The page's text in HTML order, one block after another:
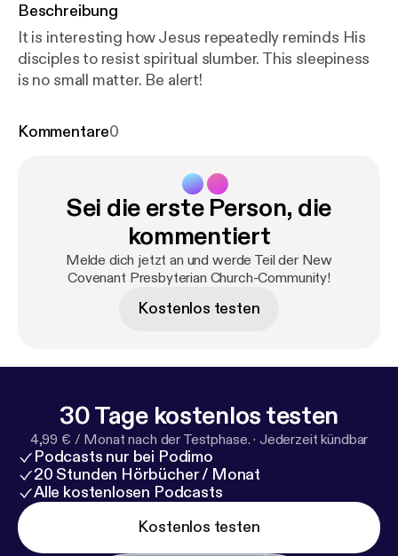
Beschreibung
It is interesting how Jesus repeatedly reminds His
disciples to resist spiritual slumber. This sleepiness
is no small matter. Be alert!
Kommentare0
Sei die erste Person, die
kommentiert
Melde dich jetzt an und werde Teil der New
Covenant Presbyterian Church-Community!
Kostenlos testen
30 Tage kostenlos testen
4,99 € / Monat nach der Testphase. · Jederzeit kündbar
Podcasts nur bei Podimo
20 Stunden Hörbücher / Monat
Alle kostenlosen Podcasts
Kostenlos testen